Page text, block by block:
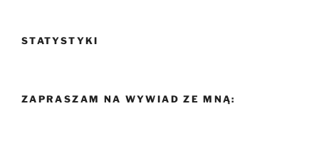
STATYSTYKI
ZAPRASZAM NA WYWIAD ZE MNĄ: